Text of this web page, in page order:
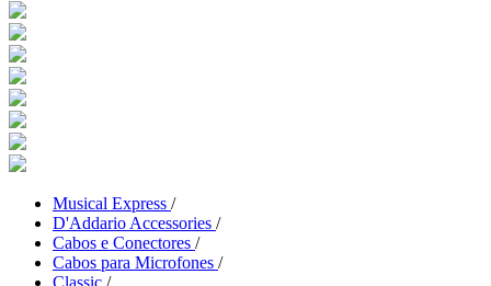
Musical Express /
D'Addario Accessories /
Cabos e Conectores /
Cabos para Microfones /
Classic /